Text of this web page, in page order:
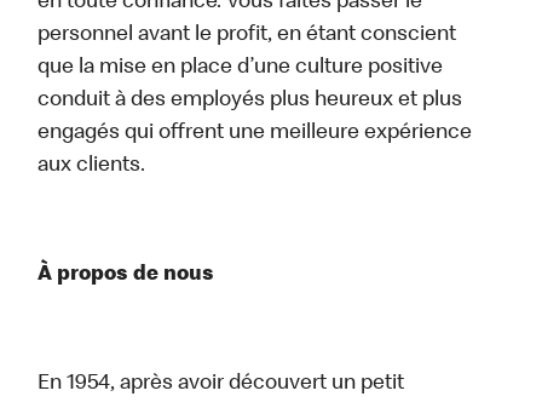
personnel avant le profit, en étant conscient
que la mise en place d’une culture positive
conduit à des employés plus heureux et plus
engagés qui offrent une meilleure expérience
aux clients.
À propos de nous
En 1954, après avoir découvert un petit